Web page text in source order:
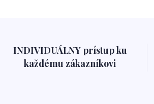
INDIVIDUÁLNY prístup ku
každému zákazníkovi